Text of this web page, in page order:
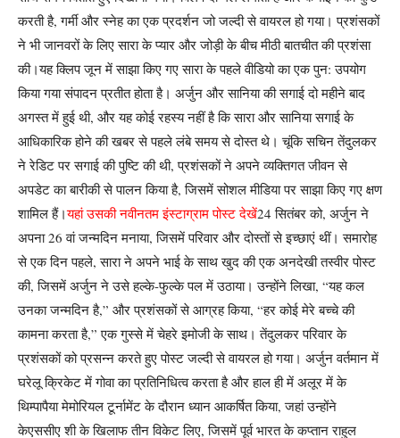
करती है, गर्मी और स्नेह का एक प्रदर्शन जो जल्दी से वायरल हो गया। प्रशंसकों
ने भी जानवरों के लिए सारा के प्यार और जोड़ी के बीच मीठी बातचीत की प्रशंसा
की।यह क्लिप जून में साझा किए गए सारा के पहले वीडियो का एक पुन: उपयोग
किया गया संपादन प्रतीत होता है। अर्जुन और सानिया की सगाई दो महीने बाद
अगस्त में हुई थी, और यह कोई रहस्य नहीं है कि सारा और सानिया सगाई के
आधिकारिक होने की खबर से पहले लंबे समय से दोस्त थे। चूंकि सचिन तेंदुलकर
ने रेडिट पर सगाई की पुष्टि की थी, प्रशंसकों ने अपने व्यक्तिगत जीवन से
अपडेट का बारीकी से पालन किया है, जिसमें सोशल मीडिया पर साझा किए गए क्षण
शामिल हैं।यहां उसकी नवीनतम इंस्टाग्राम पोस्ट देखें24 सितंबर को, अर्जुन ने
अपना 26 वां जन्मदिन मनाया, जिसमें परिवार और दोस्तों से इच्छाएं थीं। समारोह
से एक दिन पहले, सारा ने अपने भाई के साथ खुद की एक अनदेखी तस्वीर पोस्ट
की, जिसमें अर्जुन ने उसे हल्के-फुल्के पल में उठाया। उन्होंने लिखा, “यह कल
उनका जन्मदिन है,” और प्रशंसकों से आग्रह किया, “हर कोई मेरे बच्चे की
कामना करता है,” एक गुस्से में चेहरे इमोजी के साथ। तेंदुलकर परिवार के
प्रशंसकों को प्रसन्न करते हुए पोस्ट जल्दी से वायरल हो गया। अर्जुन वर्तमान में
घरेलू क्रिकेट में गोवा का प्रतिनिधित्व करता है और हाल ही में अलूर में के
थिम्पापैया मेमोरियल टूर्नामेंट के दौरान ध्यान आकर्षित किया, जहां उन्होंने
केएससीए शी के खिलाफ तीन विकेट लिए, जिसमें पूर्व भारत के कप्तान राहुल